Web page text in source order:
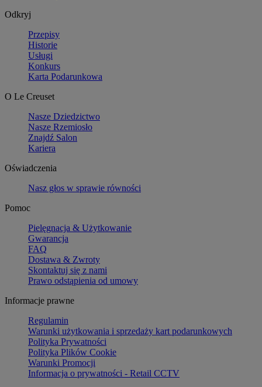
Odkryj
Przepisy
Historie
Usługi
Konkurs
Karta Podarunkowa
O Le Creuset
Nasze Dziedzictwo
Nasze Rzemiosło
Znajdź Salon
Kariera
Oświadczenia
Nasz głos w sprawie równości
Pomoc
Pielęgnacja & Użytkowanie
Gwarancja
FAQ
Dostawa & Zwroty
Skontaktuj się z nami
Prawo odstąpienia od umowy
Informacje prawne
Regulamin
Warunki użytkowania i sprzedaży kart podarunkowych
Polityka Prywatności
Polityka Plików Cookie
Warunki Promocji
Informacja o prywatności - Retail CCTV